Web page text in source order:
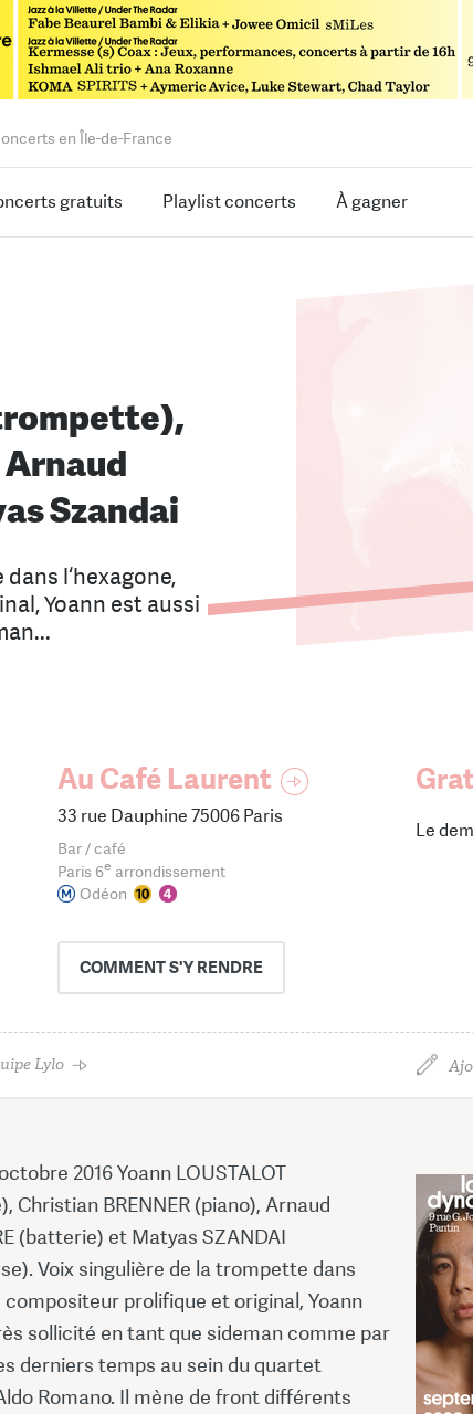
en Île-de-France
gratuits Playlist concerts À gagner
Szandai
l‘hexagone,
Yoann est aussi
Au Café Laurent
33 rue Dauphine 75006 Paris
Bar / café
Paris 6e arrondissement
Odéon
COMMENTS'Y RENDRE
Le
Lylo
2016 Yoann LOUSTALOT
Christian BRENNER (piano), Arnaud
(batterie) et Matyas SZANDAI
Voix singulière de la trompette dans
compositeur prolifique et original, Yoann
sollicité en tant que sideman comme par
derniers temps au sein du quartet
Romano. Il mène de front différents